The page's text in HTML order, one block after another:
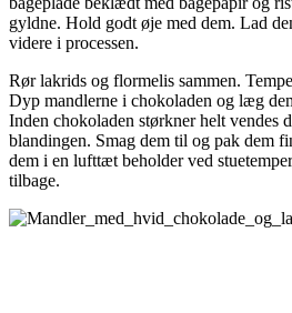
gyldne. Hold godt øje med dem. Lad
videre i processen.
Rør lakrids og flormelis sammen.
Dyp mandlerne i chokoladen og læg
Inden chokoladen størkner helt vendes
blandingen. Smag dem til og pak dem
dem i en lufttæt beholder ved
tilbage.